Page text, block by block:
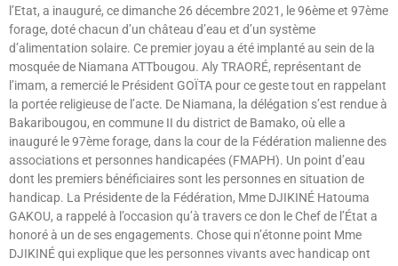
l’Etat, a inauguré, ce dimanche 26 décembre 2021, le 96ème et 97ème
forage, doté chacun d’un château d’eau et d’un système
d’alimentation solaire. Ce premier joyau a été implanté au sein de la
mosquée de Niamana ATTbougou. Aly TRAORÉ, représentant de
l’imam, a remercié le Président GOÏTA pour ce geste tout en rappelant
la portée religieuse de l’acte. De Niamana, la délégation s’est rendue à
Bakaribougou, en commune II du district de Bamako, où elle a
inauguré le 97ème forage, dans la cour de la Fédération malienne des
associations et personnes handicapées (FMAPH). Un point d’eau
dont les premiers bénéficiaires sont les personnes en situation de
handicap. La Présidente de la Fédération, Mme DJIKINÉ Hatouma
GAKOU, a rappelé à l’occasion qu’à travers ce don le Chef de l’État a
honoré à un de ses engagements. Chose qui n’étonne point Mme
DJIKINÉ qui explique que les personnes vivants avec handicap ont